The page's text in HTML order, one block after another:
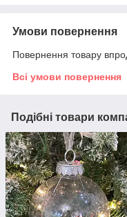
Умови повернення
Повернення товару
Всі умови повернення
Подібні товари